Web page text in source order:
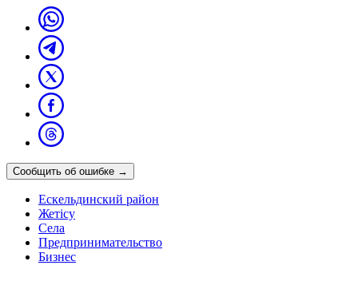
Сообщить об ошибке →
Ескельдинский район
Жетісу
Села
Предпринимательство
Бизнес